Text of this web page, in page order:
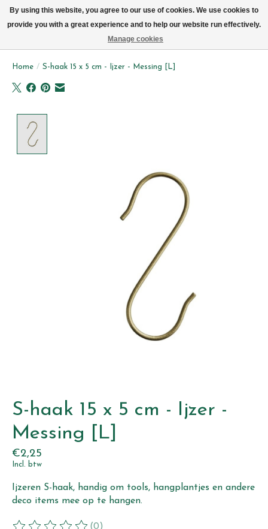
Home / S-haak 15 x 5 cm - Ijzer - Messing [L]
S-haak 15 x 5 cm - Ijzer -
Messing [L]
€2,25
Incl. btw
Ijzeren S-haak, handig om tools, hangplantjes en andere
deco items mee op te hangen.
(0)
By using this website, you agree to our use of cookies. We use cookies to
provide you with a great experience and to help our website run effectively.
Manage cookies